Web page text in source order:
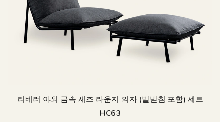
리베러 야외 금속 셰즈 라운지 의자 (발받침 포함) 세트
HC63